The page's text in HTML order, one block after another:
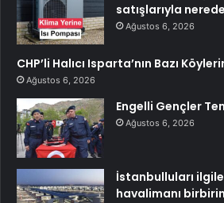
satışlarıyla
Ağustos 6, 2026
CHP’li Halıcı Isparta’nın Bazı
Ağustos 6, 2026
Engelli Gençler
Ağustos 6, 2026
İstanbulluları
havalimanı